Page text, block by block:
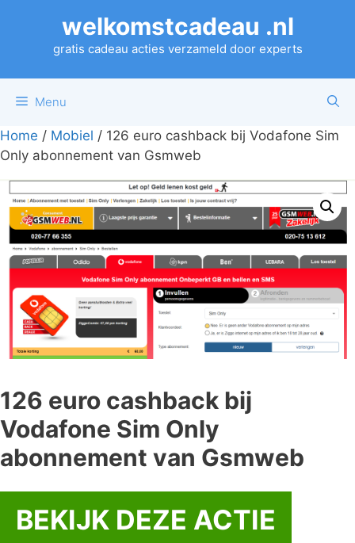
welkomstcadeau .nl
gratis cadeau acties verzameld door experts
Menu
Home / Mobiel / 126 euro cashback bij Vodafone Sim
Only abonnement van Gsmweb
126 euro cashback bij
Vodafone Sim Only
abonnement van Gsmweb
BEKIJK DEZE ACTIE